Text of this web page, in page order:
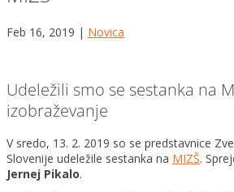
Feb 16, 2019 | Novica
Udeležili smo se sestanka na
izobraževanje
V sredo, 13. 2. 2019 so se predstavnice
Slovenije udeležile sestanka na MIZŠ.
Jernej Pikalo.